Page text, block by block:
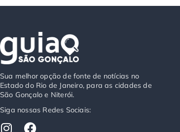
Sua melhor opção de fonte de notícias no
Estado do Rio de Janeiro, para as cidades de
São Gonçalo e Niterói.
Siga nossas Redes Sociais:
I
F